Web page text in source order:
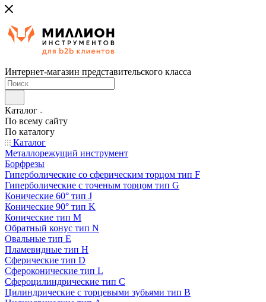
Интернет-магазин представительского класса
Каталог
По всему сайту
По каталогу
Каталог
Металлорежущий инструмент
Борфрезы
Гиперболические cо сферическим торцом тип F
Гиперболические с точеным торцом тип G
Конические 60° тип J
Конические 90° тип K
Конические тип M
Обратный конус тип N
Овальные тип E
Пламевидные тип H
Сферические тип D
Сфероконические тип L
Сфероцилиндрические тип C
Цилиндрические с торцевыми зубьями тип B